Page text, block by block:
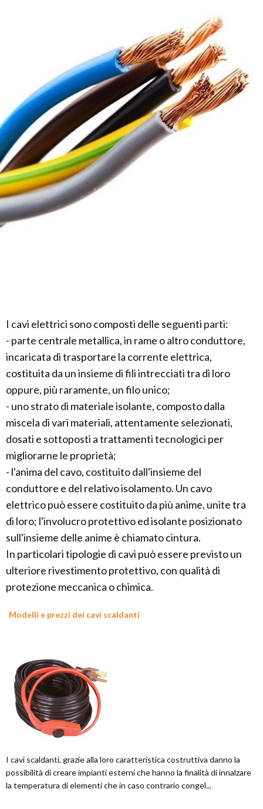
I cavi elettrici sono composti delle seguenti parti:
- parte centrale metallica, in rame o altro conduttore,
incaricata di trasportare la corrente elettrica,
costituita da un insieme di fili intrecciati tra di loro
oppure, più raramente, un filo unico;
- uno strato di materiale isolante, composto dalla
miscela di vari materiali, attentamente selezionati,
dosati e sottoposti a trattamenti tecnologici per
migliorarne le proprietà;
- l'anima del cavo, costituito dall'insieme del
conduttore e del relativo isolamento. Un cavo
elettrico può essere costituito da più anime, unite tra
di loro; l'involucro protettivo ed isolante posizionato
sull'insieme delle anime è chiamato cintura.
In particolari tipologie di cavi può essere previsto un
ulteriore rivestimento protettivo, con qualità di
protezione meccanica o chimica.
Modelli e prezzi dei cavi scaldanti
I cavi scaldanti, grazie alla loro caratteristica costruttiva danno la
possibilità di creare impianti esterni che hanno la finalità di innalzare
la temperatura di elementi che in caso contrario congel...